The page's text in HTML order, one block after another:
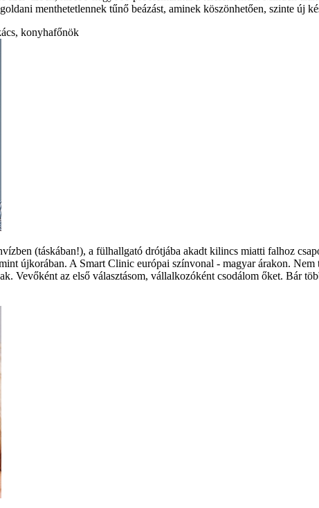
menthetetlennek tűnő beázást, aminek köszönhetően, szinte új
konyhafőnök
(táskában!), a fülhallgató drótjába akadt kilincs miatti falhoz
újkorában. A Smart Clinic európai színvonal - magyar árakon.
Vevőként az első választásom, vállalkozóként csodálom őket. Bár